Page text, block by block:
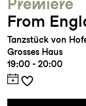
Auszeichnungen
Arts WA Award
und Gewinner
Australia
Premiere
From
Tanzstück von
Grosses Haus
19:00 - 20:00